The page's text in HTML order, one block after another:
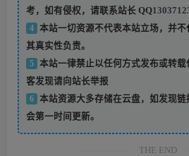
考，如有侵权，请联系站长 QQ
4
本站一切资源不代表本站立场，并
其真实性负责。
5
本站一律禁止以任何方式发布或转
客发现请向站长举报
6
本站资源大多存储在云盘，如发现链
会第一时间更新。
THE END